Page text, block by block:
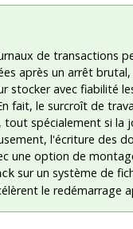
de transactions
après un arrêt
stocker avec fiabilité
fait, le surcroît de
tout spécialement si la
l'écriture des
une option de
sur un système de
le redémarrage